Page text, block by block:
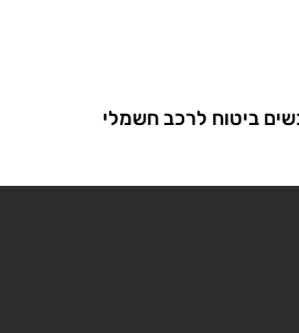
ביטוח לרכב חשמלי